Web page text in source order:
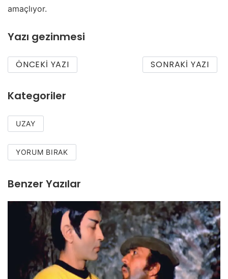
amaçlıyor.
Yazı gezinmesi
ÖNCEKI YAZI SONRAKI YAZI
Kategoriler
UZAY
YORUM BIRAK
Benzer Yazılar